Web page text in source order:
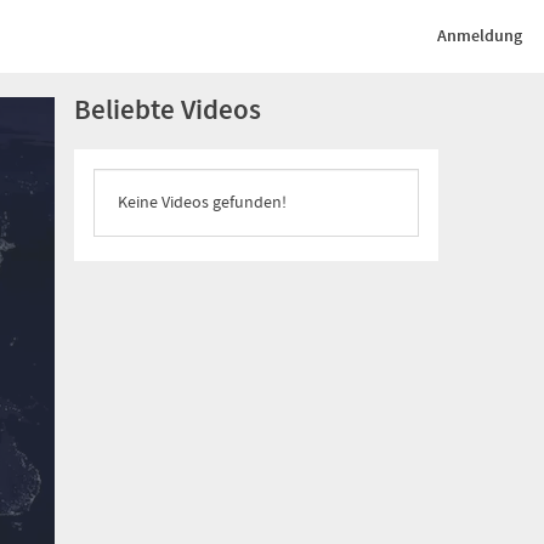
Anmeldung
Beliebte Videos
Keine Videos gefunden!